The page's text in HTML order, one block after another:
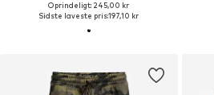
Oprindeligt: 245,00 kr
Sidste laveste pris:197,10 kr